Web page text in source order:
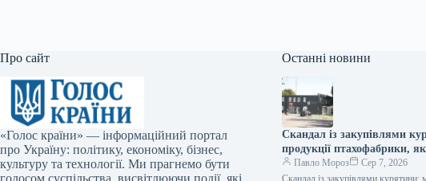
Про сайт
«Голос країни» — інформаційний портал
про Україну: політику, економіку, бізнес,
культуру та технології. Ми прагнемо бути
голосом суспільства, висвітлюючи події, які
Останні новини
Скандал із закупівлями
продукції птахофабрики,
Павло Мороз
Сер 7, 2026